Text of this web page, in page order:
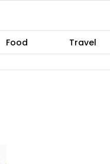
Share
Food Travel